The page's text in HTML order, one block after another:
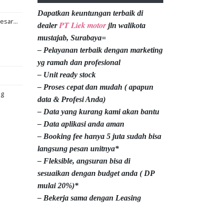
Dapatkan keuntungan terbaik di
dealerPT Liek motor jln walikota
mustajab, Surabaya=
– Pelayanan terbaik dengan marketing
yg ramah dan profesional
– Unit ready stock
– Proses cepat dan mudah ( apapun
data & Profesi Anda)
– Data yang kurang kami akan bantu
– Data aplikasi anda aman
– Booking fee hanya 5 juta sudah bisa
langsung pesan unitnya*
– Fleksible, angsuran bisa di
sesuaikan dengan budget anda ( DP
mulai 20%)*
– Bekerja sama dengan Leasing